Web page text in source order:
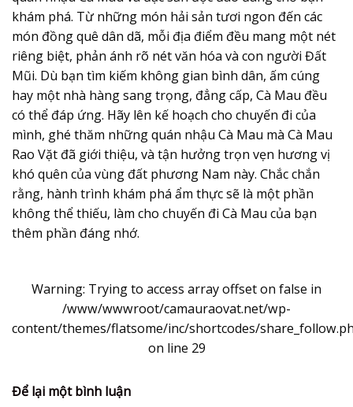
khám phá. Từ những món hải sản tươi ngon đến các
món đồng quê dân dã, mỗi địa điểm đều mang một nét
riêng biệt, phản ánh rõ nét văn hóa và con người Đất
Mũi. Dù bạn tìm kiếm không gian bình dân, ấm cúng
hay một nhà hàng sang trọng, đẳng cấp, Cà Mau đều
có thể đáp ứng. Hãy lên kế hoạch cho chuyến đi của
mình, ghé thăm những quán nhậu Cà Mau mà Cà Mau
Rao Vặt đã giới thiệu, và tận hưởng trọn vẹn hương vị
khó quên của vùng đất phương Nam này. Chắc chắn
rằng, hành trình khám phá ẩm thực sẽ là một phần
không thể thiếu, làm cho chuyến đi Cà Mau của bạn
thêm phần đáng nhớ.
Warning: Trying to access array offset on false in
/www/wwwroot/camauraovat.net/wp-
content/themes/flatsome/inc/shortcodes/
on line 29
Để lại một bình luận